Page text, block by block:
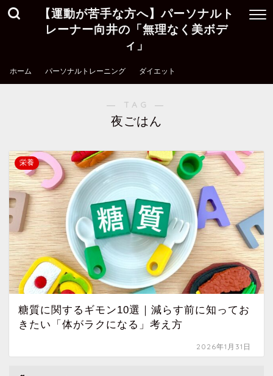
【運動が苦手な方へ】パーソナルト
レーナー向井の「無理なく美ボデ
ィ」
ホーム パーソナルトレーニング ダイエット
― TAG ―
夜ごはん
栄養
糖質に関するギモン10選｜減らす前に知ってお
きたい「体がラクになる」考え方
2026年1月31日